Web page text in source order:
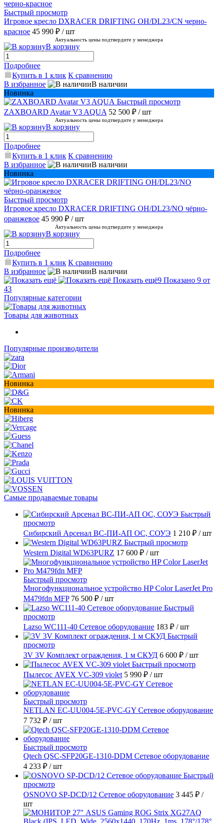
Быстрый просмотр
Игровое кресло DXRACER DRIFTING OH/DL23/CN черно-
красное 45 990 ₽ / шт
Актуальность цены подтвердите у менеджера
В корзину
Подробнее
Купить в 1 клик К сравнению
В избранное
В наличии
Новинка
Быстрый просмотр
ZAXBOARD Avatar V3 AQUA 52 500 ₽ / шт
Актуальность цены подтвердите у менеджера
В корзину
Подробнее
Купить в 1 клик К сравнению
В избранное
В наличии
Новинка
Быстрый просмотр
Игровое кресло DXRACER DRIFTING OH/DL23/NO чёрно-
оранжевое 45 990 ₽ / шт
Актуальность цены подтвердите у менеджера
В корзину
Подробнее
Купить в 1 клик К сравнению
В избранное
В наличии
Показать ещё9 Показано 9 от
43
Популярные категории
Товары для животных
Популярные производители
Новинка
Новинка
Самые продаваемые товары
Быстрый
просмотр
Сибирский Арсенал ВС-ПИ-АП ОС, СОУЭ 1 210 ₽ / шт
Быстрый просмотр
Western Digital WD63PURZ 17 600 ₽ / шт
Быстрый просмотр
Многофункциональное устройство HP Color LaserJet Pro
M479fdn MFP 76 500 ₽ / шт
Быстрый
просмотр
Lazso WC111-40 Сетевое оборудование 183 ₽ / шт
Быстрый
просмотр
3V 3V Комплект ограждения, 1 м СКУД 6 600 ₽ / шт
Быстрый просмотр
Пылесос AVEX VC-309 violet 5 990 ₽ / шт
Быстрый просмотр
NETLAN EC-UU004-5E-PVC-GY Сетевое оборудование
7 732 ₽ / шт
Быстрый просмотр
Qtech QSC-SFP20GE-1310-DDM Сетевое оборудование
4 233 ₽ / шт
Быстрый
просмотр
OSNOVO SP-DCD/12 Сетевое оборудование 3 445 ₽ /
шт